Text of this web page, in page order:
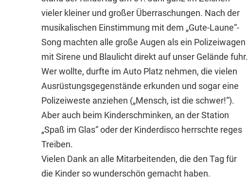
vieler kleiner und großer Überraschungen. Nach der
musikalischen Einstimmung mit dem „Gute-Laune“-
Song machten alle große Augen als ein Polizeiwagen
mit Sirene und Blaulicht direkt auf unser Gelände fuhr.
Wer wollte, durfte im Auto Platz nehmen, die vielen
Ausrüstungsgegenstände erkunden und sogar eine
Polizeiweste anziehen („Mensch, ist die schwer!“).
Aber auch beim Kinderschminken, an der Station
„Spaß im Glas“ oder der Kinderdisco herrschte reges
Treiben.
Vielen Dank an alle Mitarbeitenden, die den Tag für
die Kinder so wunderschön gemacht haben.